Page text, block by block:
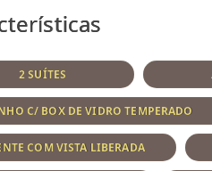
2 SUÍTES
C/ BOX DE VIDRO TEMPERADO
COM VISTA LIBERADA